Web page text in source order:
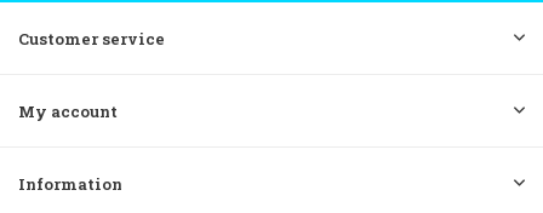
Customer service
My account
Information